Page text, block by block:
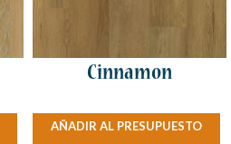
Cinnamon
AÑADIR AL PRESUPUESTO